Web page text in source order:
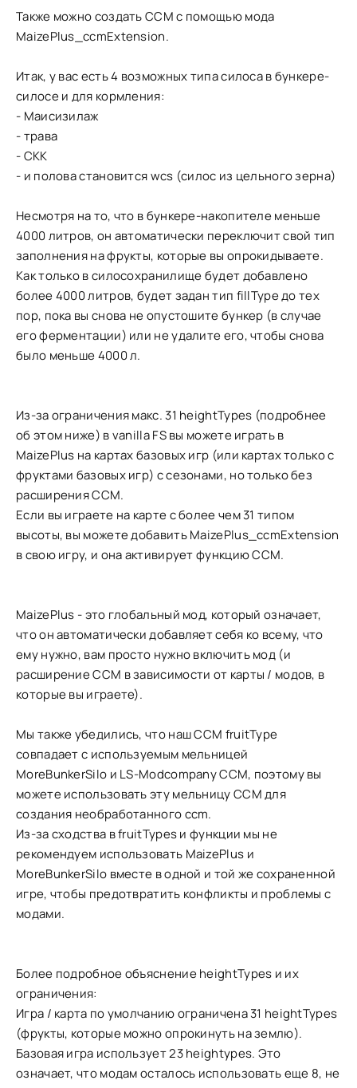
Также можно создать CCM с помощью мода
MaizePlus_ccmExtension.
Итак, у вас есть 4 возможных типа силоса в бункере-
силосе и для кормления:
- Маисизилаж
- трава
- СКК
- и полова становится wcs (силос из цельного зерна)
Несмотря на то, что в бункере-накопителе меньше
4000 литров, он автоматически переключит свой тип
заполнения на фрукты, которые вы опрокидываете.
Как только в силосохранилище будет добавлено
более 4000 литров, будет задан тип fillType до тех
пор, пока вы снова не опустошите бункер (в случае
его ферментации) или не удалите его, чтобы снова
было меньше 4000 л.
Из-за ограничения макс. 31 heightTypes (подробнее
об этом ниже) в vanilla FS вы можете играть в
MaizePlus на картах базовых игр (или картах только с
фруктами базовых игр) с сезонами, но только без
расширения CCM.
Если вы играете на карте с более чем 31 типом
высоты, вы можете добавить MaizePlus_ccmExtension
в свою игру, и она активирует функцию CCM.
MaizePlus - это глобальный мод, который означает,
что он автоматически добавляет себя ко всему, что
ему нужно, вам просто нужно включить мод (и
расширение CCM в зависимости от карты / модов, в
которые вы играете).
Мы также убедились, что наш CCM fruitType
совпадает с используемым мельницей
MoreBunkerSilo и LS-Modcompany CCM, поэтому вы
можете использовать эту мельницу CCM для
создания необработанного ccm.
Из-за сходства в fruitTypes и функции мы не
рекомендуем использовать MaizePlus и
MoreBunkerSilo вместе в одной и той же сохраненной
игре, чтобы предотвратить конфликты и проблемы с
модами.
Более подробное объяснение heightTypes и их
ограничения:
Игра / карта по умолчанию ограничена 31 heightTypes
(фрукты, которые можно опрокинуть на землю).
Базовая игра использует 23 heightypes. Это
означает, что модам осталось использовать еще 8, не